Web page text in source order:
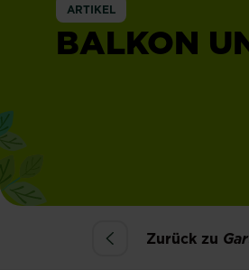
ARTIKEL
BALKON
Zurück zu